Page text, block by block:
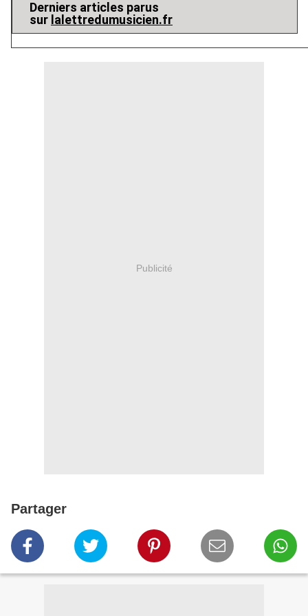
Derniers articles parus
sur lalettredumusicien.fr
Publicité
Partager